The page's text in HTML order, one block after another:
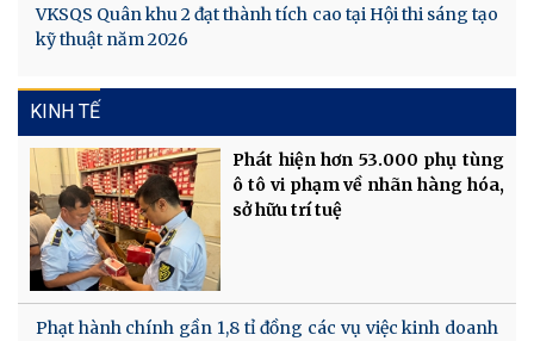
VKSQS Quân khu 2 đạt thành tích cao tại Hội thi sáng tạo
kỹ thuật năm 2026
KINH TẾ
Phát hiện hơn 53.000 phụ tùng
ô tô vi phạm về nhãn hàng hóa,
sở hữu trí tuệ
Phạt hành chính gần 1,8 tỉ đồng các vụ việc kinh doanh